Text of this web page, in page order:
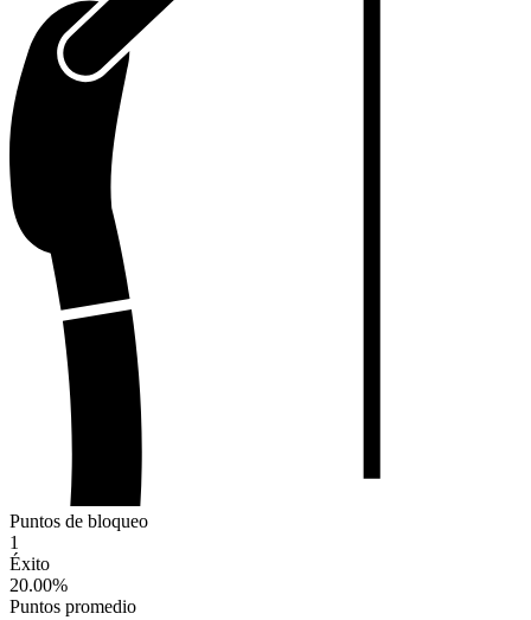
Puntos de bloqueo
1
Éxito
20.00%
Puntos promedio